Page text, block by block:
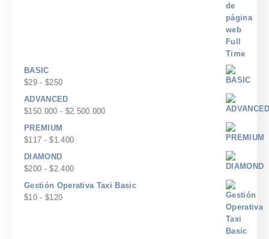
BASIC
$29 - $250Rango
precios:
desde
hasta
ADVANCED
$150.000 - $2.500.000Rango
$2.500.000
PREMIUM
$117 - $1.400Rango
$117
DIAMOND
$200 - $2.400Rango
Gestión Operativa Taxi Basic
$10 - $120Rango